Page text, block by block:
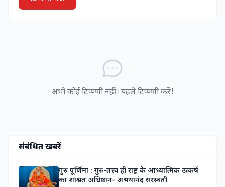
अभी कोई टिप्पणी नहीं। पहले टिप्पणी करें!
संबंधित खबरें
गुरु पूर्णिमा : गुरु-तत्त्व ही राष्ट्र के आध्यात्मिक उत्कर्ष
का शाश्वत अधिष्ठान- अभयानंद सरस्वती